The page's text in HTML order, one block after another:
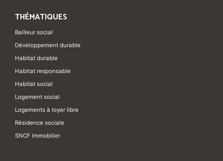
THÉMATIQUES
Bailleur social
Développement durable
Habitat durable
Habitat responsable
Habitat social
Logement social
Logements à loyer libre
Résidence sociale
SNCF Immobilier